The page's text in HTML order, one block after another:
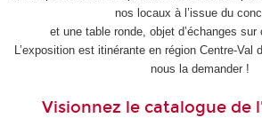
nos locaux à l’issue du
et une table ronde, objet d’échanges
L’exposition est itinérante en région Centre-Val
nous la demander !
Visionnez le catalogue de